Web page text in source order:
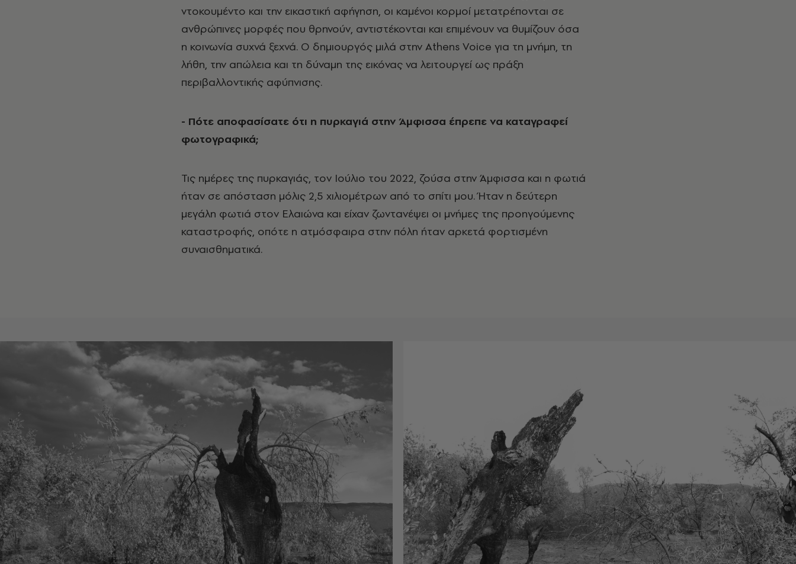
ντοκουμέντο και την εικαστική αφήγηση, οι καμένοι κορμοί μετατρέπονται σε
ανθρώπινες μορφές που θρηνούν, αντιστέκονται και επιμένουν να θυμίζουν όσα
η κοινωνία συχνά ξεχνά. Ο δημιουργός μιλά στην Athens Voice για τη μνήμη, τη
λήθη, την απώλεια και τη δύναμη της εικόνας να λειτουργεί ως πράξη
περιβαλλοντικής αφύπνισης.
- Πότε αποφασίσατε ότι η πυρκαγιά στην Άμφισσα έπρεπε να καταγραφεί
φωτογραφικά;
Τις ημέρες της πυρκαγιάς, τον Ιούλιο του 2022, ζούσα στην Άμφισσα και η φωτιά
ήταν σε απόσταση μόλις 2,5 χιλιομέτρων από το σπίτι μου. Ήταν η δεύτερη
μεγάλη φωτιά στον Ελαιώνα και είχαν ζωντανέψει οι μνήμες της προηγούμενης
καταστροφής, οπότε η ατμόσφαιρα στην πόλη ήταν αρκετά φορτισμένη
συναισθηματικά.